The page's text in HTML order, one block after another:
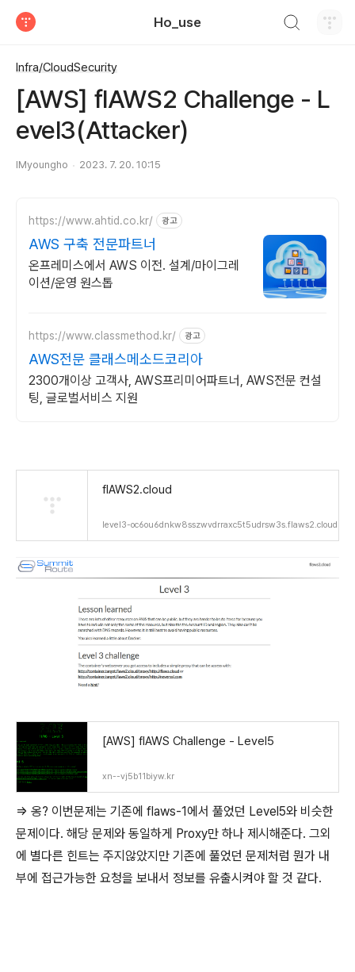
Ho_use
Infra/CloudSecurity
[AWS] flAWS2 Challenge - L
evel3(Attacker)
IMyoungho 2023. 7. 20. 10:15
https://www.ahtid.co.kr/ 광고
AWS 구축 전문파트너
온프레미스에서 AWS 이전. 설계/마이그레
이션/운영 원스톱
https://www.classmethod.kr/ 광고
AWS전문 클래스메소드코리아
2300개이상 고객사, AWS프리미어파트너, AWS전문 컨설
팅, 글로벌서비스 지원
flAWS2.cloud
level3-oc6ou6dnkw8sszwvdrraxc5t5udrsw3s.flaws2.cloud
[AWS] flAWS Challenge - Level5
xn--vj5b11biyw.kr
=> 옹? 이번문제는 기존에 flaws-1에서 풀었던 Level5와 비슷한
문제이다. 해당 문제와 동일하게 Proxy만 하나 제시해준다. 그외
에 별다른 힌트는 주지않았지만 기존에 풀었던 문제처럼 뭔가 내
부에 접근가능한 요청을 보내서 정보를 유출시켜야 할 것 같다.